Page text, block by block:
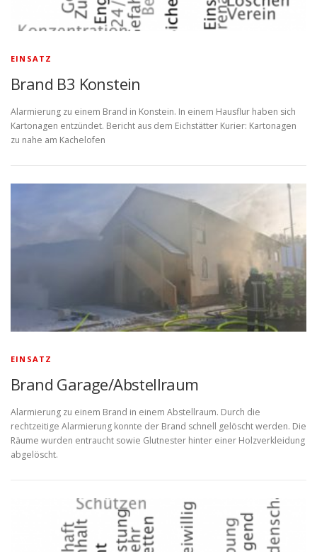
EINSATZ
Brand B3 Konstein
Alarmierung zu einem Brand in Konstein. In einem Hausflur haben sich
Kartonagen entzündet. Bericht aus dem Eichstätter Kurier: Kartonagen
zu nahe am Kachelofen
EINSATZ
Brand Garage/Abstellraum
Alarmierung zu einem Brand in einem Abstellraum. Durch die
rechtzeitige Alarmierung konnte der Brand schnell gelöscht werden. Die
Räume wurden entraucht sowie Glutnester hinter einer Holzverkleidung
abgelöscht.